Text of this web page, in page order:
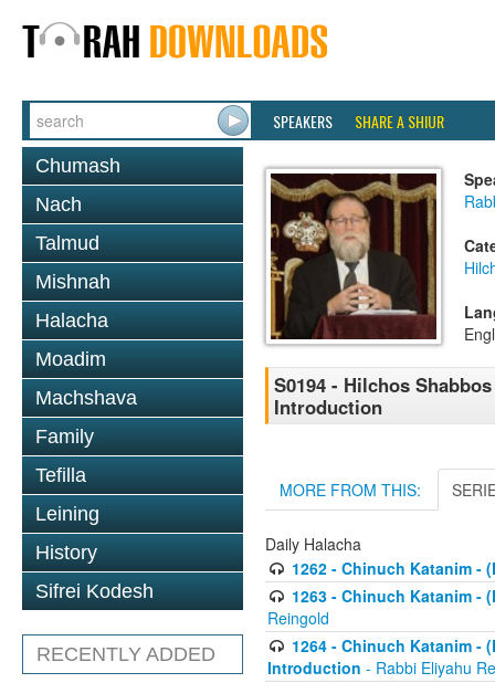
SPEAKERS SHARE A SHIUR
Chumash
Nach
Talmud
Mishnah
Halacha
Moadim
Machshava
Family
Tefilla
Leining
History
Sifrei Kodesh
RECENTLY ADDED
S0194 - Hilchos
Introduction
MORE FROM THIS:
Daily Halacha
1262 - Chinuch Katanim -
1263 - Chinuch Katanim -
Reingold
1264 - Chinuch Katanim -
Introduction - Rabbi Eliyahu